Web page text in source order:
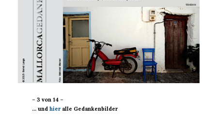
– 3 von 14 –
… undhier alle Gedankenbilder